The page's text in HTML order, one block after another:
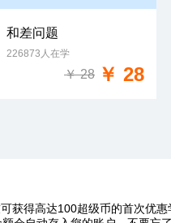
免费试学
和差问题
226873人在学
￥ 28 ￥ 28
获得高达100超级币的首次优